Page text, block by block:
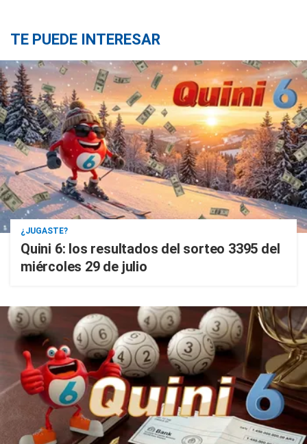
TE PUEDE INTERESAR
¿JUGASTE?
Quini 6: los resultados del sorteo 3395 del
miércoles 29 de julio